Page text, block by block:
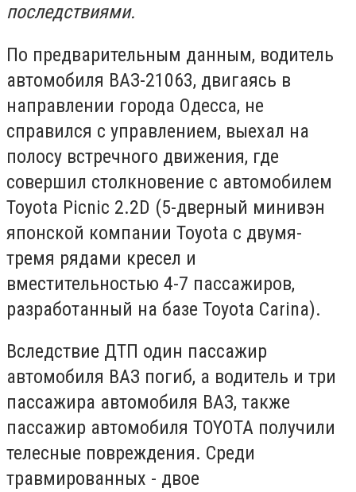
последствиями.
По предварительным данным, водитель
автомобиля ВАЗ-21063, двигаясь в
направлении города Одесса, не
справился с управлением, выехал на
полосу встречного движения, где
совершил столкновение с автомобилем
Toyota Picnic 2.2D (5-дверный минивэн
японской компании Toyota с двумя-
тремя рядами кресел и
вместительностью 4-7 пассажиров,
разработанный на базе Toyota Carina).
Вследствие ДТП один пассажир
автомобиля ВАЗ погиб, а водитель и три
пассажира автомобиля ВАЗ, также
пассажир автомобиля TOYOTA получили
телесные повреждения. Среди
травмированных - двое